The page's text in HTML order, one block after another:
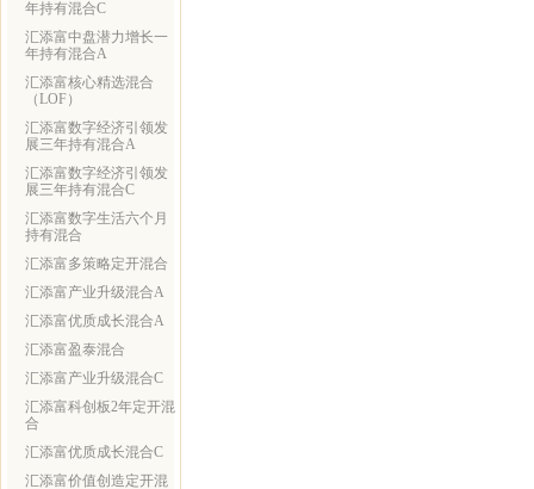
年持有混合C
汇添富中盘潜力增长一
年持有混合A
汇添富核心精选混合
（LOF）
汇添富数字经济引领发
展三年持有混合A
汇添富数字经济引领发
展三年持有混合C
汇添富数字生活六个月
持有混合
汇添富多策略定开混合
汇添富产业升级混合A
汇添富优质成长混合A
汇添富盈泰混合
汇添富产业升级混合C
汇添富科创板2年定开混
合
汇添富优质成长混合C
汇添富价值创造定开混